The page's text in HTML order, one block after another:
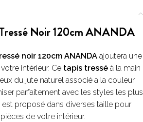
Noir 120cm ANANDA
noir 120cm ANANDA ajoutera une
intérieur. Ce tapis tressé à la main
du jute naturel associé a la couleur
parfaitement avec les styles les plus
est proposé dans diverses taille pour
de votre intérieur.